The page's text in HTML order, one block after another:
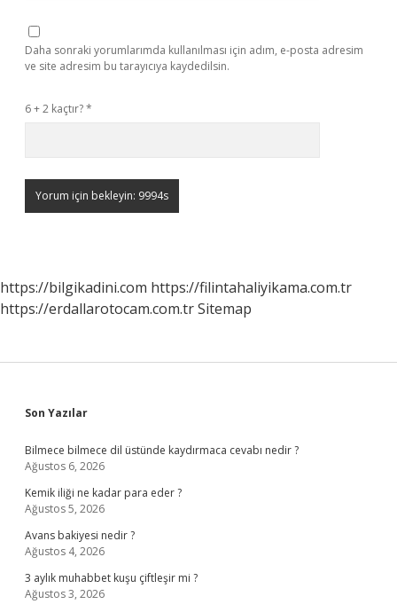
Daha sonraki yorumlarımda kullanılması için adım, e-posta adresim
ve site adresim bu tarayıcıya kaydedilsin.
6 + 2 kaçtır?*
https://bilgikadini.com https://filintahaliyikama.com.tr
https://erdallarotocam.com.trSitemap
Sidebar
Son Yazılar
Bilmece bilmece dil üstünde kaydırmaca cevabı nedir ?
Ağustos 6, 2026
Kemik iliği ne kadar para eder ?
Ağustos 5, 2026
Avans bakiyesi nedir ?
Ağustos 4, 2026
3 aylık muhabbet kuşu çiftleşir mi ?
Ağustos 3, 2026